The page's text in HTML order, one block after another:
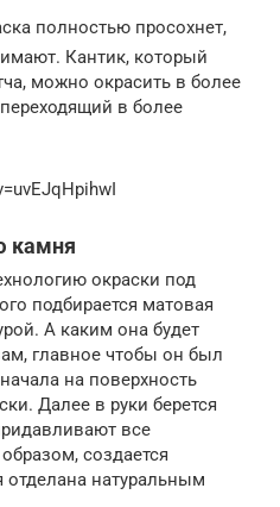
полностью просохнет,
Кантик, который
можно окрасить в более
в более
камня
окраски под
подбирается матовая
А каким она будет
главное чтобы он был
на поверхность
Далее в руки берется
все
создается
отделана натуральным